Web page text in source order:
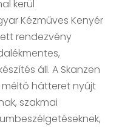
kerül
Kézműves Kenyér
rendezvény
áll. A Skanzen
hátteret nyújt
szakmai